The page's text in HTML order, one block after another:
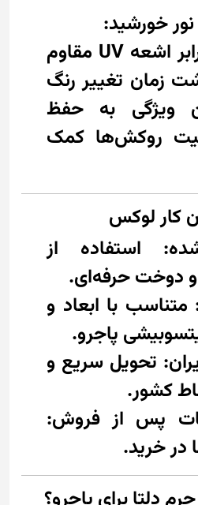
نور خورشید:
چرم دلتا در برابر اشعه UV مقاوم
زمان تغییر رنگ
ویژگی به حفظ
روکش‌ها کمک
کار لوکس
استفاده از
و دوخت حرفه‌ای.
با ابعاد و
پاجرو.
تحویل سریع و
کشور.
پس از فروش:
در خرید.